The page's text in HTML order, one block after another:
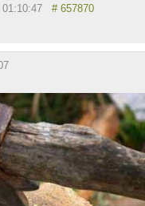
01:10:47 # 657870